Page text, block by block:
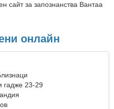
сайт за запознанства Вантаа
онлайн
гадже 23-29